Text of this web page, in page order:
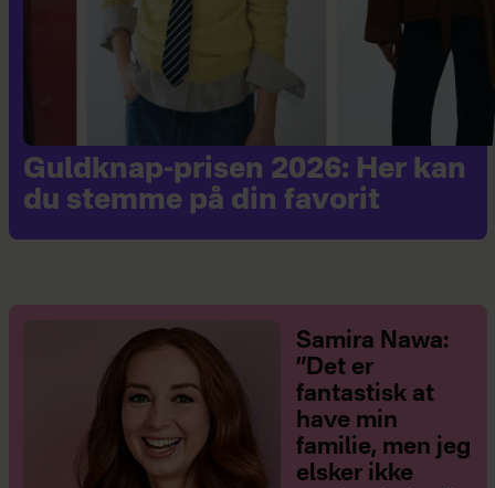
Guldknap-prisen 2026: Her kan
du stemme på din favorit
Samira Nawa:
”Det er
fantastisk at
have min
familie, men jeg
elsker ikke